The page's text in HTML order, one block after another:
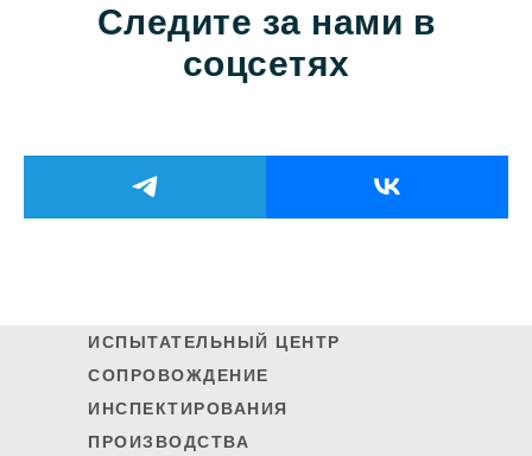
Следите за нами в
соцсетях
ИСПЫТАТЕЛЬНЫЙ ЦЕНТР
СОПРОВОЖДЕНИЕ
ИНСПЕКТИРОВАНИЯ
ПРОИЗВОДСТВА